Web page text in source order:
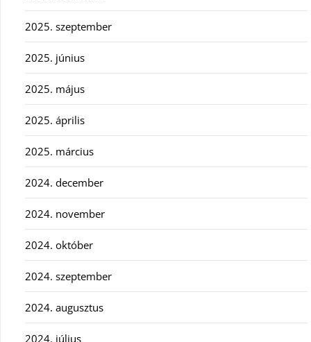
2025. szeptember
2025. június
2025. május
2025. április
2025. március
2024. december
2024. november
2024. október
2024. szeptember
2024. augusztus
2024. július